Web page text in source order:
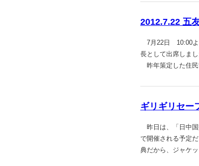
2012.7.22 五
7月22日 10:00よ
長として出席しま
昨年策定した住
ギリギリセー
昨日は、「日中
で開催される予定
典だから、ジャケ